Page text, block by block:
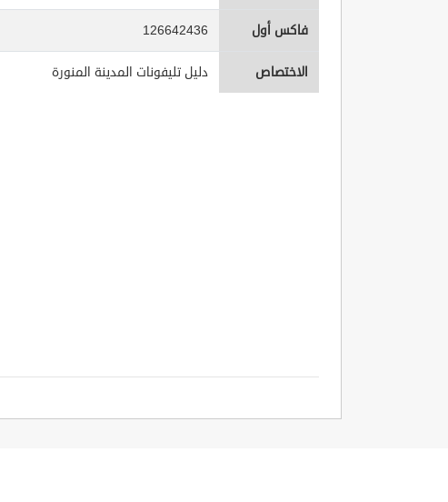
فاكس أول 126642436
الاختصاص دليل تليفونات المدينة المنورة